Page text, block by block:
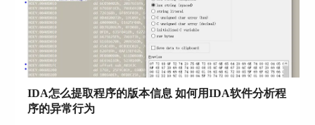
IDA怎么提取程序的版本信息 如何用IDA软件分析程
序的异常行为